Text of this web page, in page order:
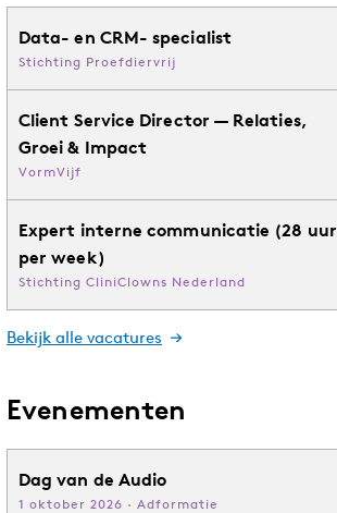
Data- en CRM- specialist
Stichting Proefdiervrij
Client Service Director — Relaties,
Groei & Impact
VormVijf
Expert interne communicatie (28 uur
per week)
Stichting CliniClowns Nederland
Bekijk alle vacatures
Evenementen
Dag van de Audio
1 oktober 2026 · Adformatie